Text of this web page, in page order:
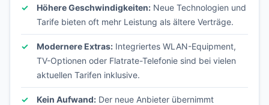
Höhere Geschwindigkeiten: Neue Technologien und
Tarife bieten oft mehr Leistung als ältere Verträge.
Modernere Extras: Integriertes WLAN-Equipment,
TV-Optionen oder Flatrate-Telefonie sind bei vielen
aktuellen Tarifen inklusive.
Kein Aufwand: Der neue Anbieter übernimmt